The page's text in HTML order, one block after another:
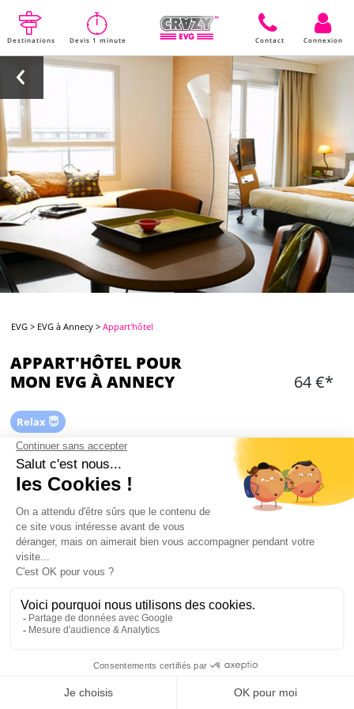
Destinations Devis 1 minute Contact Connexion
EVG > EVG à Annecy >Appart'hôtel
APPART'HÔTEL POUR
MON EVG À ANNECY
64 €*
Relax 😇
CONTENU
Nuitée en appartement de 3, 4 ou 6 personnes
dans la même résidence
Serviettes et draps inclus
Petit déjeuner en supplément
Mon EVG à Annecy